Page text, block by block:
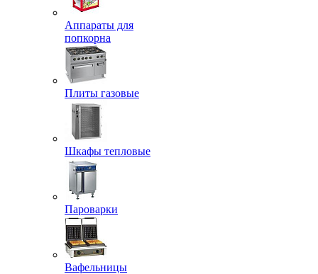
Аппараты для
попкорна
Плиты газовые
Шкафы тепловые
Пароварки
Вафельницы